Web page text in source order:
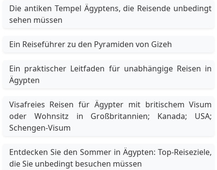
Die antiken Tempel Ägyptens, die Reisende unbedingt
sehen müssen
Ein Reiseführer zu den Pyramiden von Gizeh
Ein praktischer Leitfaden für unabhängige Reisen in
Ägypten
Visafreies Reisen für Ägypter mit britischem Visum
oder Wohnsitz in Großbritannien; Kanada; USA;
Schengen-Visum
Entdecken Sie den Sommer in Ägypten: Top-Reiseziele,
die Sie unbedingt besuchen müssen